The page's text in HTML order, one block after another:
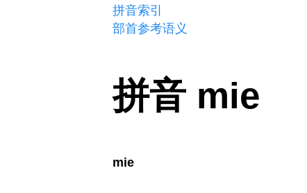
拼音索引
部首参考语义
拼音 mie
mie